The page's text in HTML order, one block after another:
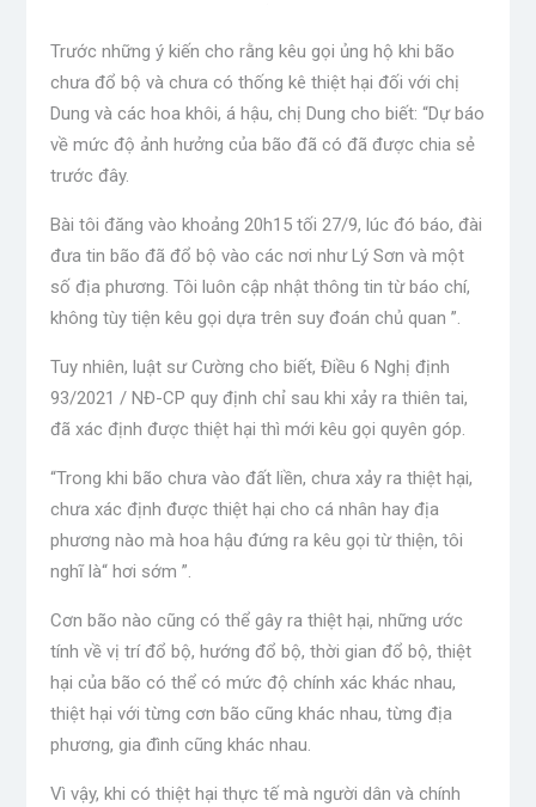
Trước những ý kiến ​​cho rằng kêu gọi ủng hộ khi bão
chưa đổ bộ và chưa có thống kê thiệt hại đối với chị
Dung và các hoa khôi, á hậu, chị Dung cho biết: “Dự báo
về mức độ ảnh hưởng của bão đã có đã được chia sẻ
trước đây.
Bài tôi đăng vào khoảng 20h15 tối 27/9, lúc đó báo, đài
đưa tin bão đã đổ bộ vào các nơi như Lý Sơn và một
số địa phương. Tôi luôn cập nhật thông tin từ báo chí,
không tùy tiện kêu gọi dựa trên suy đoán chủ quan ”.
Tuy nhiên, luật sư Cường cho biết, Điều 6 Nghị định
93/2021 / NĐ-CP quy định chỉ sau khi xảy ra thiên tai,
đã xác định được thiệt hại thì mới kêu gọi quyên góp.
“Trong khi bão chưa vào đất liền, chưa xảy ra thiệt hại,
chưa xác định được thiệt hại cho cá nhân hay địa
phương nào mà hoa hậu đứng ra kêu gọi từ thiện, tôi
nghĩ là“ hơi sớm ”.
Cơn bão nào cũng có thể gây ra thiệt hại, những ước
tính về vị trí đổ bộ, hướng đổ bộ, thời gian đổ bộ, thiệt
hại của bão có thể có mức độ chính xác khác nhau,
thiệt hại với từng cơn bão cũng khác nhau, từng địa
phương, gia đình cũng khác nhau.
Vì vậy, khi có thiệt hại thực tế mà người dân và chính